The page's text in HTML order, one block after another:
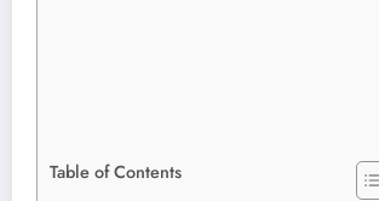
Table of Contents